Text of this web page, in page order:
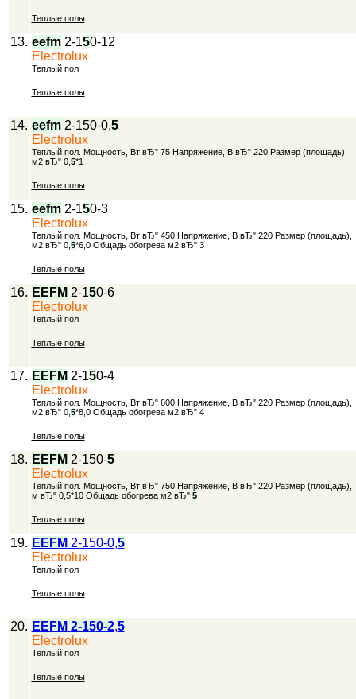
Теплые полы
13. eefm2-150-12
Electrolux
Теплый пол
Теплые полы
14. eefm2-150-0,5
Electrolux
Теплый пол. Мощность, Вт вЂ" 75 Напряжение, В вЂ" 220 Размер (площадь),
м2 вЂ" 0, 5*1
Теплые полы
15. eefm2-150-3
Electrolux
Теплый пол. Мощность, Вт вЂ" 450 Напряжение, В вЂ" 220 Размер (площадь),
м2 вЂ" 0, 5*6,0 Общадь обогрева м2 вЂ" 3
Теплые полы
16. EEFM 2-150-6
Electrolux
Теплый пол
Теплые полы
17. EEFM 2-150-4
Electrolux
Теплый пол. Мощность, Вт вЂ" 600 Напряжение, В вЂ" 220 Размер (площадь),
м2 вЂ" 0, 5*8,0 Общадь обогрева м2 вЂ" 4
Теплые полы
18. EEFM 2-150-5
Electrolux
Теплый пол. Мощность, Вт вЂ" 750 Напряжение, В вЂ" 220 Размер (площадь),
м вЂ" 0,5*10 Общадь обогрева м2 вЂ" 5
Теплые полы
19. EEFM 2-150-0,5
Electrolux
Теплый пол
Теплые полы
20. EEFM 2-150-2,5
Electrolux
Теплый пол
Теплые полы